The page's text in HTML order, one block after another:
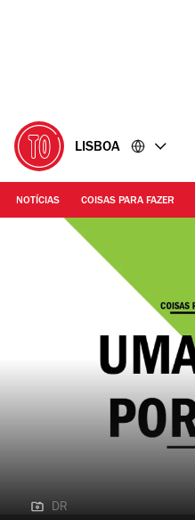
LISBOA
NOTÍCIAS COISAS PARA FAZER
DR